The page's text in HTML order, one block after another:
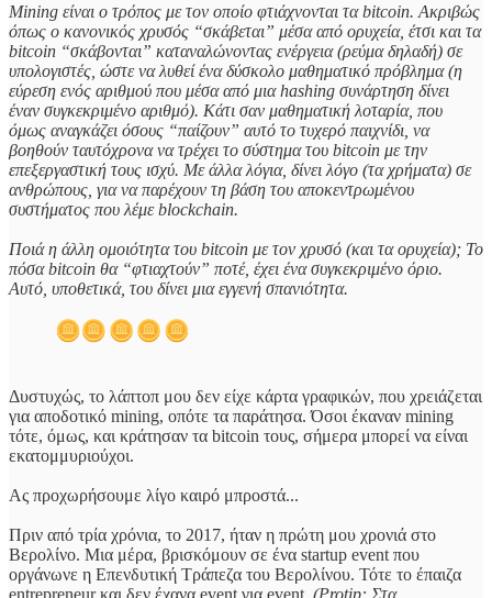
Mining είναι ο τρόπος με τον οποίο φτιάχνονται τα bitcoin. Ακριβώς
όπως ο κανονικός χρυσός “σκάβεται” μέσα από ορυχεία, έτσι και τα
bitcoin “σκάβονται” καταναλώνοντας ενέργεια (ρεύμα δηλαδή) σε
υπολογιστές, ώστε να λυθεί ένα δύσκολο μαθηματικό πρόβλημα (η
εύρεση ενός αριθμού που μέσα από μια hashing συνάρτηση δίνει
έναν συγκεκριμένο αριθμό). Κάτι σαν μαθηματική λοταρία, που
όμως αναγκάζει όσους “παίζουν” αυτό το τυχερό παιχνίδι, να
βοηθούν ταυτόχρονα να τρέχει το σύστημα του bitcoin με την
επεξεργαστική τους ισχύ. Με άλλα λόγια, δίνει λόγο (τα χρήματα) σε
ανθρώπους, για να παρέχουν τη βάση του αποκεντρωμένου
συστήματος που λέμε blockchain.
Ποιά η άλλη ομοιότητα του bitcoin με τον χρυσό (και τα ορυχεία); Το
πόσα bitcoin θα “φτιαχτούν” ποτέ, έχει ένα συγκεκριμένο όριο.
Αυτό, υποθετικά, του δίνει μια εγγενή σπανιότητα.
Δυστυχώς, το λάπτοπ μου δεν είχε κάρτα γραφικών, που χρειάζεται
για αποδοτικό mining, οπότε τα παράτησα. Όσοι έκαναν mining
τότε, όμως, και κράτησαν τα bitcoin τους, σήμερα μπορεί να είναι
εκατομμυριούχοι.
Ας προχωρήσουμε λίγο καιρό μπροστά...
Πριν από τρία χρόνια, το 2017, ήταν η πρώτη μου χρονιά στο
Βερολίνο. Μια μέρα, βρισκόμουν σε ένα startup event που
οργάνωνε η Επενδυτική Τράπεζα του Βερολίνου. Τότε το έπαιζα